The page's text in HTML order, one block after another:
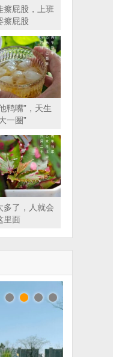
擦屁股，上班
擦屁股
鸭嘴”，天生
一圈”
多了，人就会
里面